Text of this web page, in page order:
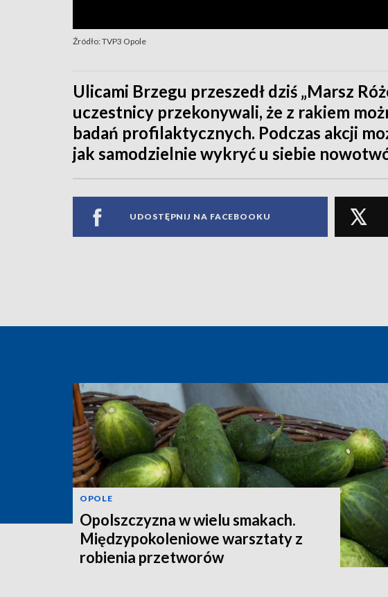
Źródło: TVP3 Opole
Ulicami Brzegu przeszedł dziś „Marsz
uczestnicy przekonywali, że z rakiem
badań profilaktycznych. Podczas akcji
jak samodzielnie wykryć u siebie
UDOSTĘPNIJ NA FACEBOOKU
OPOLE
Opolszczyzna w wielu smakach.
Międzypokoleniowe warsztaty z
robienia przetworów